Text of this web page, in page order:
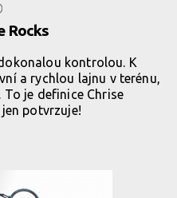
Rocks
kontrolou. K
a rychlou lajnu v terénu,
je definice Chrise
potvrzuje!